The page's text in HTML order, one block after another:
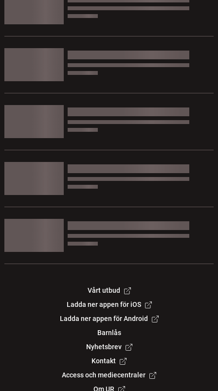
Vårt utbud
Ladda ner appen för iOS
Ladda ner appen för Android
Barnlås
Nyhetsbrev
Kontakt
Access och mediecentraler
Om UR